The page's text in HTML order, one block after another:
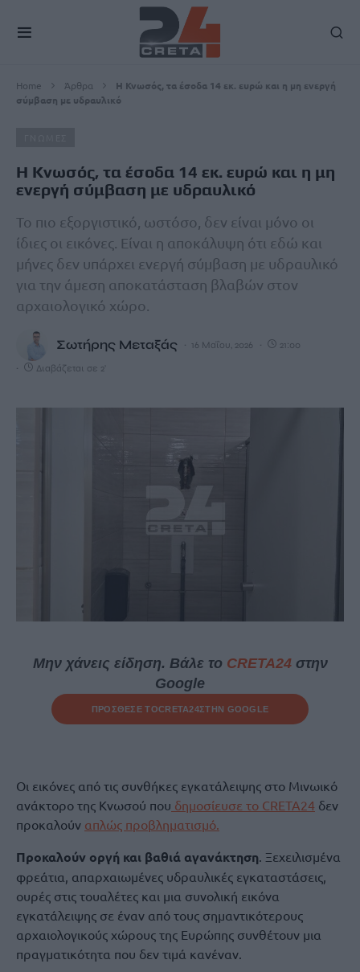
Home Άρθρα
Η Κνωσός, τα έσοδα 14 εκ. ευρώ και η μη ενεργή
σύμβαση με υδραυλικό
Η Κνωσός, τα έσοδα 14 εκ. ευρώ και η μη
ενεργή σύμβαση με υδραυλικό
Το πιο εξοργιστικό, ωστόσο, δεν είναι μόνο οι
ίδιες οι εικόνες. Είναι η αποκάλυψη ότι εδώ και
μήνες δεν υπάρχει ενεργή σύμβαση με υδραυλικό
για την άμεση αποκατάσταση βλαβών στον
αρχαιολογικό χώρο.
Σωτήρης Μεταξάς 16 Μαΐου, 2026 21:00
Διαβάζεται σε 2'
Μην χάνεις είδηση. Βάλε το CRETA24στην
Google
ΠΡΟΣΘΕΣΕ ΤΟCRETA24ΣΤΗΝ GOOGLE
Οι εικόνες από τις συνθήκες εγκατάλειψης στο Μινωικό
ανάκτορο της Κνωσού που δημοσίευσε το CRETA24 δεν
προκαλούν απλώς προβληματισμό.
Προκαλούν οργή και βαθιά αγανάκτηση . Ξεχειλισμένα
φρεάτια, απαρχαιωμένες υδραυλικές εγκαταστάσεις,
ουρές στις τουαλέτες και μια συνολική εικόνα
εγκατάλειψης σε έναν από τους σημαντικότερους
αρχαιολογικούς χώρους της Ευρώπης συνθέτουν μια
πραγματικότητα που δεν τιμά κανέναν.